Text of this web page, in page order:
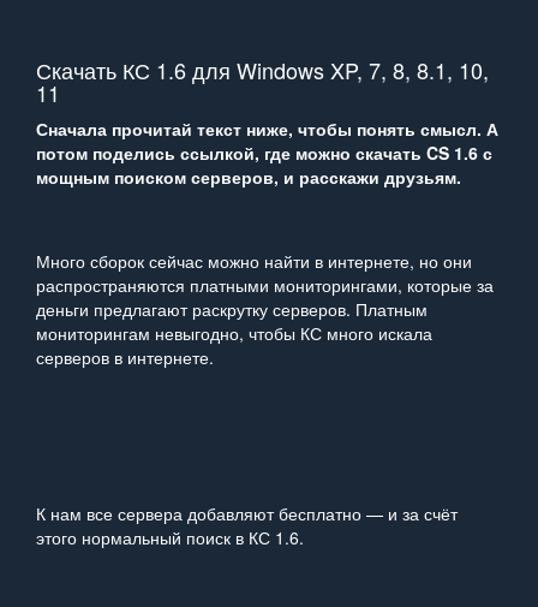
Скачать КС 1.6 для Windows XP, 7, 8, 8.1, 10,
11
Сначала прочитай текст ниже, чтобы понять смысл. А
потом поделись ссылкой, где можно скачать CS 1.6 с
мощным поиском серверов, и расскажи друзьям.
Много сборок сейчас можно найти в интернете, но они
распространяются платными мониторингами, которые за
деньги предлагают раскрутку серверов. Платным
мониторингам невыгодно, чтобы КС много искала
серверов в интернете.
К нам все сервера добавляют бесплатно — и за счёт
этого нормальный поиск в КС 1.6.